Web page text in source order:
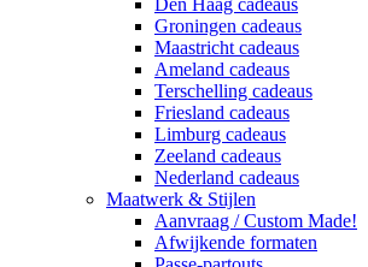
Den Haag cadeaus
Groningen cadeaus
Maastricht cadeaus
Ameland cadeaus
Terschelling cadeaus
Friesland cadeaus
Limburg cadeaus
Zeeland cadeaus
Nederland cadeaus
Maatwerk & Stijlen
Aanvraag / Custom Made!
Afwijkende formaten